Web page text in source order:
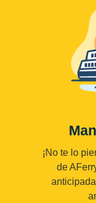
¡No te lo
de